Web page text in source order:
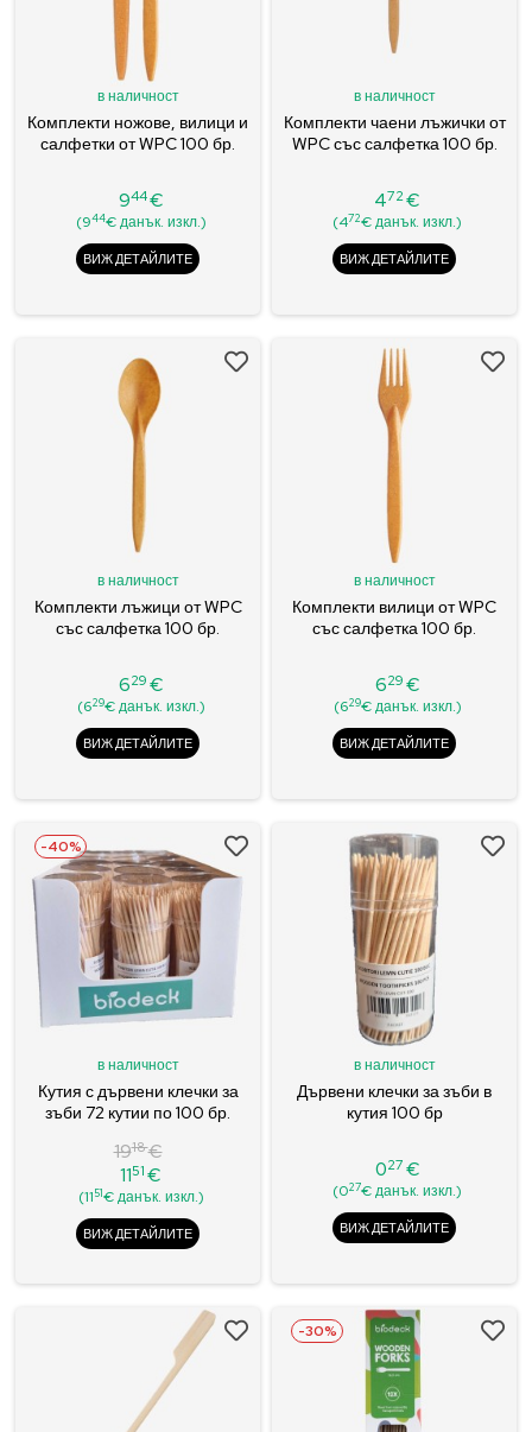
в наличност
Комплекти ножове, вилици и
салфетки от WPC 100 бр.
Цена
944€
(944€ данък. изкл.)
ВИЖ ДЕТАЙЛИТЕ
в наличност
Комплекти чаени лъжички от
WPC със салфетка 100 бр.
Цена
472 €
(472€ данък. изкл.)
ВИЖ ДЕТАЙЛИТЕ
в наличност
Комплекти лъжици от WPC
със салфетка 100 бр.
Цена
629 €
(629€ данък. изкл.)
ВИЖ ДЕТАЙЛИТЕ
в наличност
Комплекти вилици от WPC
със салфетка 100 бр.
Цена
629 €
(629€ данък. изкл.)
ВИЖ ДЕТАЙЛИТЕ
в наличност
Кутия с дървени клечки за
зъби 72 кутии по 100 бр.
Редовна
цена
1918€
Цена
1151 €
(1151€ данък. изкл.)
ВИЖ ДЕТАЙЛИТЕ
-40%
в наличност
Дървени клечки за зъби в
кутия 100 бр
Цена
027 €
(027€ данък. изкл.)
ВИЖ ДЕТАЙЛИТЕ
-30%